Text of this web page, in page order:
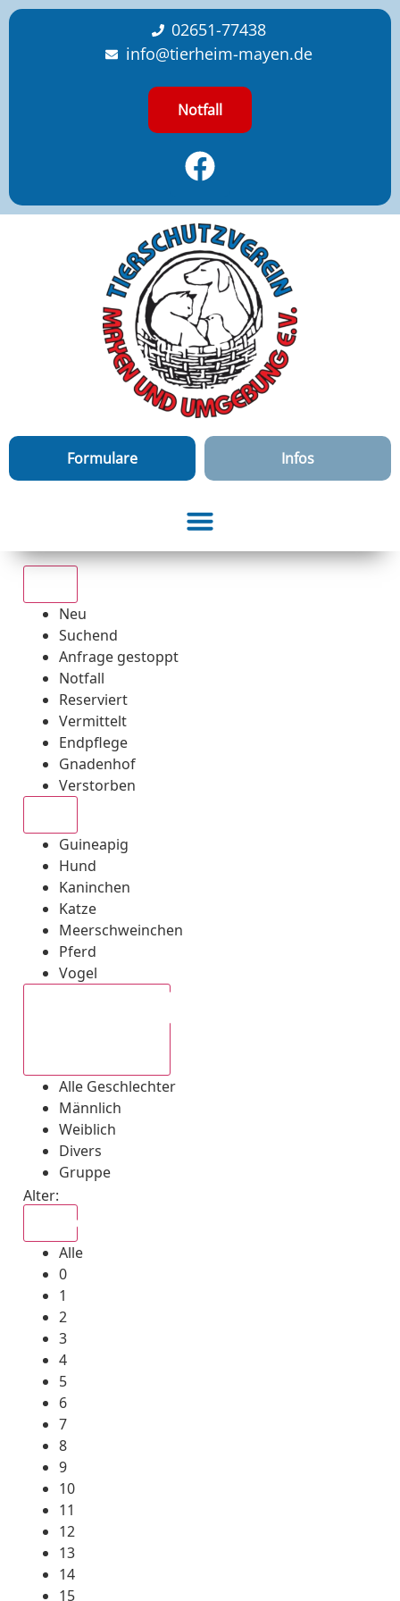
content
02651-77438
info@tierheim-mayen.de
Notfall
Formulare Infos
Neu
Suchend
Anfrage gestoppt
Notfall
Reserviert
Vermittelt
Endpflege
Gnadenhof
Verstorben
Guineapig
Hund
Kaninchen
Katze
Meerschweinchen
Pferd
Vogel
Alle Geschlechter
Männlich
Weiblich
Divers
Gruppe
Alter:
Alle
0
1
2
3
4
5
6
7
8
9
10
11
12
13
14
15